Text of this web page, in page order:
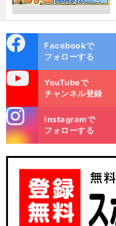
ok
Facebookで
フォローする
YouTubeで
チャンネル登録
m
Instagramで
フォローする